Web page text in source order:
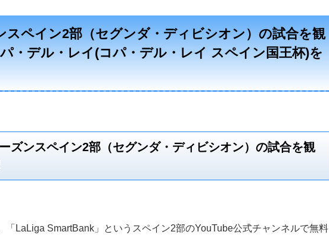
スペイン2部（セグンダ・ディビシオン）の試合を観
・デル・レイ(コパ・デル・レイ スペイン国王杯)を
ズンスペイン2部（セグンダ・ディビシオン）の試合を観
「LaLiga SmartBank」というスペイン2部のYouTube公式チャンネルで無料